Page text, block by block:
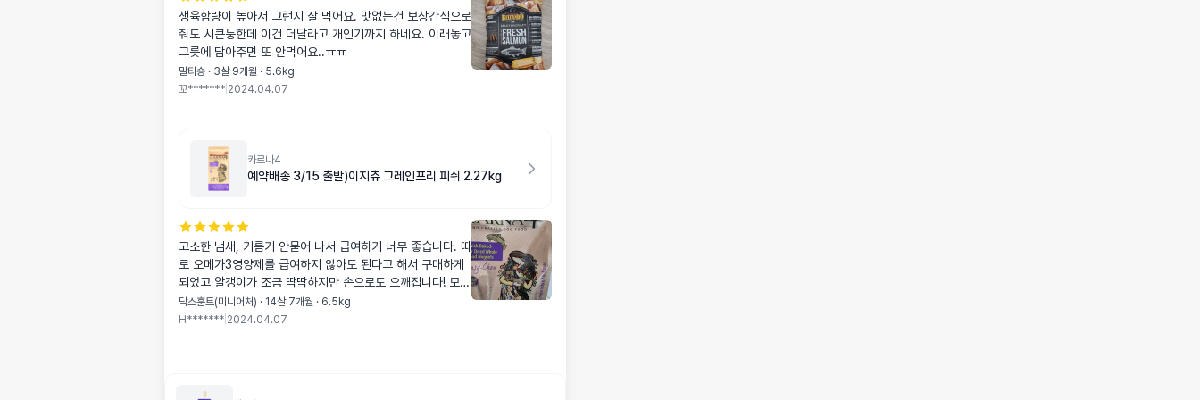
생육함량이 높아서 그런지 잘 먹어요. 맛없는건 보상간식으로
줘도 시큰둥한데 이건 더달라고 개인기까지 하네요. 이래놓고
그릇에 담아주면 또 안먹어요..ㅠㅠ
말티숑 · 3살 9개월 · 5.6kg
꼬******* 2024.04.07
카르나4
예약배송 3/15 출발)이지츄 그레인프리 피쉬 2.27kg
고소한 냄새, 기름기 안묻어 나서 급여하기 너무 좋습니다. 따
로 오메가3영양제를 급여하지 않아도 된다고 해서 구매하게
되었고 알갱이가 조금 딱딱하지만 손으로도 으깨집니다! 모질
도 좋아지고 제일 좋은건 좋은사료는 변냄새가 확실히 악취가
없어요ㅎㅎ 단점은 인기가 많아서 그런건지 품절이 빠른느낌
닥스훈트(미니어처) · 14살 7개월 · 6.5kg
H******* 2024.04.07